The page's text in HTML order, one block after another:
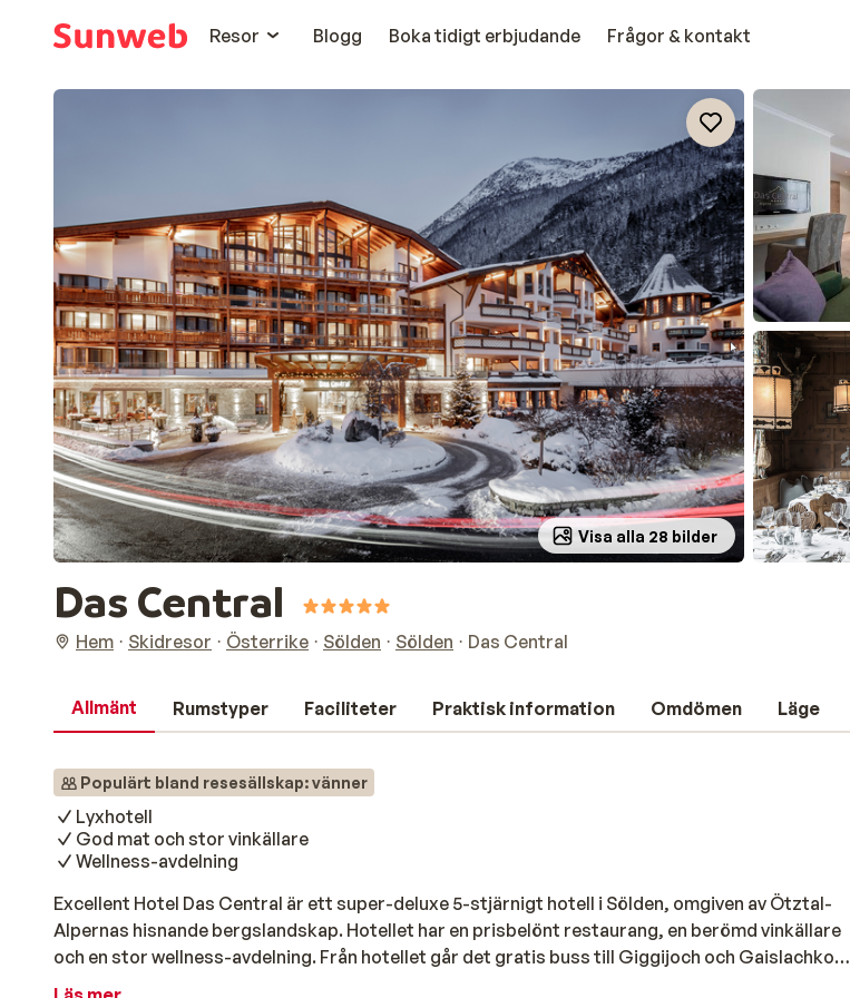
Resor
Blogg Boka tidigt erbjudande Frågor & kontakt
Visa alla 28 bilder
Das Central
Hem Skidresor Österrike Sölden Sölden Das Central
Allmänt Rumstyper Faciliteter Praktisk information Omdömen Läge
Populärt bland resesällskap: vänner
Lyxhotell
God mat och stor vinkällare
Wellness-avdelning
Excellent Hotel Das Central är ett super-deluxe 5-stjärnigt hotell i Sölden, omgiven av Ötztal-
Alpernas hisnande bergslandskap. Hotellet har en prisbelönt restaurang, en berömd vinkällare
och en stor wellness-avdelning. Från hotellet går det gratis buss till Giggijoch och Gaislachkogl
linbilar under vintersäsongen. Alla rum och sviter har en vacker interiör i olika stilar, från rustik